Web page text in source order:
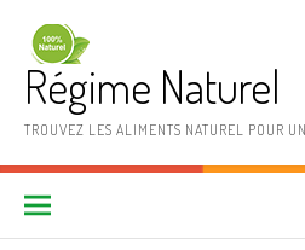
Régime Naturel
TROUVEZ LES ALIMENTS NATUREL POUR